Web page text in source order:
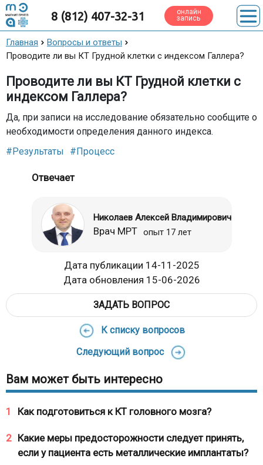
8 (812) 407-32-31 онлайн
запись
Главная
Вопросы и ответы
Проводите ли вы КТ Грудной клетки с индексом Галлера?
Проводите ли вы КТ Грудной клетки с
индексом Галлера?
Да, при записи на исследование обязательно сообщите о
необходимости определения данного индекса.
#Результаты
#Процесс
Отвечает
Николаев Алексей Владимирович
Врач МРТ опыт 17 лет
Дата публикации 14-11-2025
Дата обновления 15-06-2026
ЗАДАТЬ ВОПРОС
К списку вопросов
Следующий вопрос
Вам может быть интересно
1 Как подготовиться к КТ головного мозга?
2 Какие меры предосторожности следует принять,
если у пациента есть металлические имплантаты?